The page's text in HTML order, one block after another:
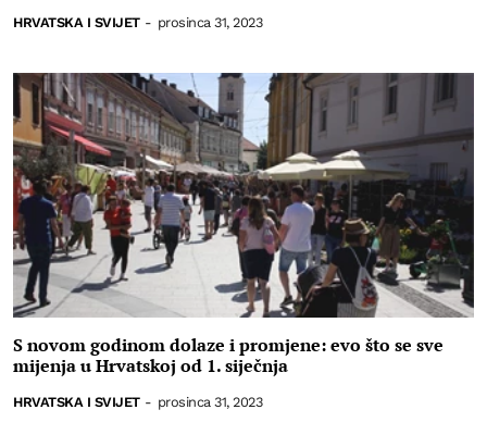
HRVATSKA I SVIJET - prosinca 31, 2023
S novom godinom dolaze i promjene: evo što se sve
mijenja u Hrvatskoj od 1. siječnja
HRVATSKA I SVIJET - prosinca 31, 2023